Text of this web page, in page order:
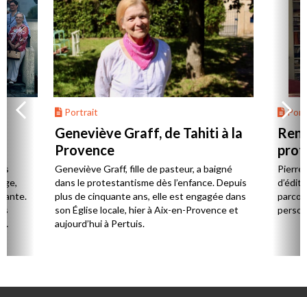
Portrait
Geneviève Graff, de Tahiti à la
Provence
Geneviève Graff, fille de pasteur, a baigné
dans le protestantisme dès l’enfance. Depuis
plus de cinquante ans, elle est engagée dans
son Église locale, hier à Aix-en-Provence et
aujourd’hui à Pertuis.